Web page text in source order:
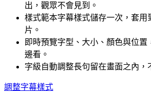
出，觀眾不會見到。
樣式範本字幕樣式儲存一次，套用
片。
即時預覽字型、大小、顏色與位置
邊看。
字級自動調整長句留在畫面之內，
調整字幕樣式